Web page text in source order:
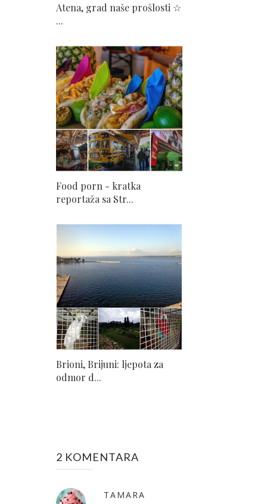
Atena, grad naše prošlosti ☆
...
Food porn - kratka
reportaža sa Str...
Brioni, Brijuni: ljepota za
odmor d...
2 KOMENTARA
TAMARA